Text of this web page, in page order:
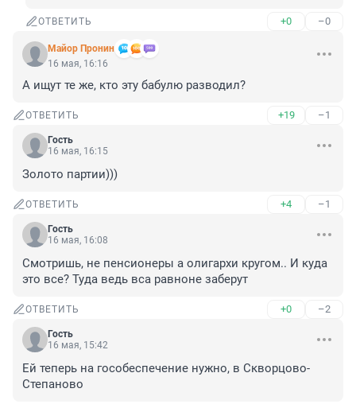
ОТВЕТИТЬ +0 –0
Майор Пронин
16 мая, 16:16
А ищут те же, кто эту бабулю разводил?
ОТВЕТИТЬ +19 –1
Гость
16 мая, 16:15
Золото партии)))
ОТВЕТИТЬ +4 –1
Гость
16 мая, 16:08
Смотришь, не пенсионеры а олигархи кругом.. И куда
это все? Туда ведь вса равноне заберут
ОТВЕТИТЬ +0 –2
Гость
16 мая, 15:42
Ей теперь на гособеспечение нужно, в Скворцово-
Степаново